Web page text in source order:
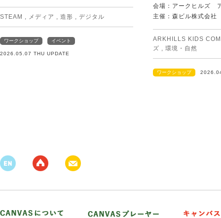
STEAM , メディア , 造形 , デジタル
ワークショップ イベント
2026.05.07 THU UPDATE
会場：アークヒルズ
主催：森ビル株式会社
ARKHILLS KIDS
ズ , 環境・自然
ワークショップ